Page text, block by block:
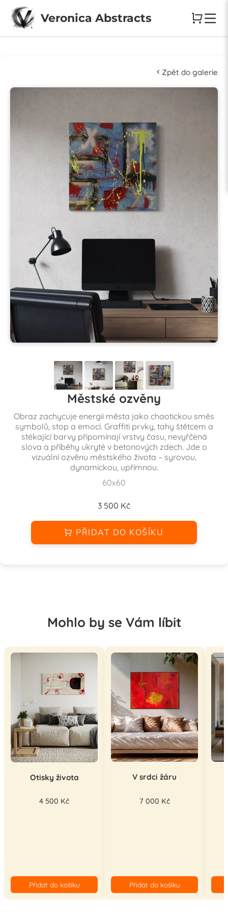
Veronica Abstracts
Zpět do galerie
Městské ozvěny
Obraz zachycuje energii města jako chaotickou směs
symbolů, stop a emocí. Graffiti prvky, tahy štětcem a
stékající barvy připomínají vrstvy času, nevyřčená
slova a příběhy ukryté v betonových zdech. Jde o
vizuální ozvěnu městského života – syrovou,
dynamickou, upřímnou.
60x60
3 500 Kč
PŘIDAT DO KOŠÍKU
Mohlo by se Vám líbit
Otisky života
4 500 Kč
Přidat do košíku
V srdci žáru
7 000 Kč
Přidat do košíku